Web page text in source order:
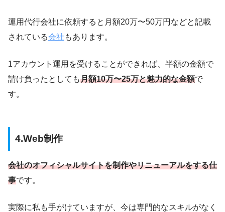
運用代行会社に依頼すると月額20万〜50万円などと記載
されている会社 もあります。
1アカウント運用を受けることができれば、半額の金額で
請け負ったとしても月額10万〜25万と魅力的な金額で
す。
4.Web制作
会社のオフィシャルサイトを制作やリニューアルをする仕
事です。
実際に私も手がけていますが、今は専門的なスキルがなく